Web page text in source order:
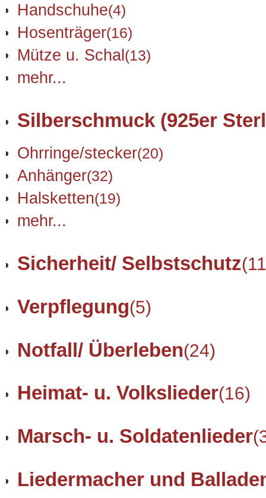
Handschuhe(4)
Hosenträger(16)
Mütze u. Schal(13)
mehr...
Silberschmuck (925er
Ohrringe/stecker(20)
Anhänger(32)
Halsketten(19)
mehr...
Sicherheit/ Selbstschutz
Verpflegung(5)
Notfall/ Überleben(24)
Heimat- u. Volkslieder(16)
Marsch- u. Soldatenlieder
Liedermacher und